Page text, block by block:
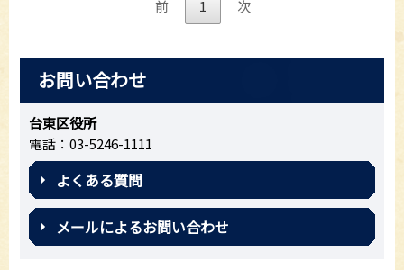
前 1 次
お問い合わせ
台東区役所
電話：03-5246-1111
よくある質問
メールによるお問い合わせ